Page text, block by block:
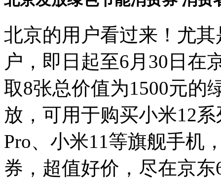
北京的用户看过来！尤
户，即日起至6月30日在
取8张总价值为1500元的
放，可用于购买小米12
Pro、小米11等旗舰手机
券，超值好价，尽在京